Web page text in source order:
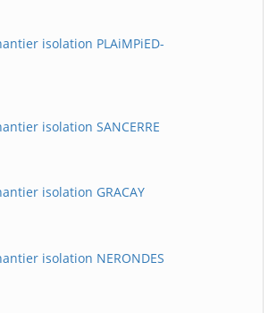
isolation PLAiMPiED-
isolation SANCERRE
isolation GRACAY
isolation NERONDES